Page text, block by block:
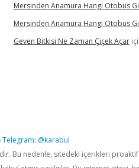
Mersinden Anamura Hangi Otobüs
Mersinden Anamura Hangi Otobüs
Geven Bitkisi Ne Zaman Çiçek Açar
Telegram: @karabul
Bu nedenle, sitedeki içerikleri